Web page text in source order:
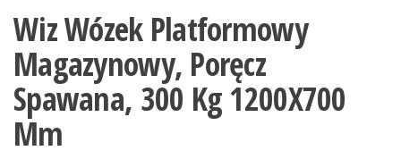
Wiz Wózek Platformowy
Magazynowy, Poręcz
Spawana, 300 Kg 1200X700
Mm